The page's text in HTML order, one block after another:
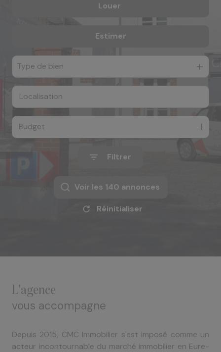
nos
honoraires
contact
Louer
Estimer
Type de bien
Budget
Filtrer
Voir les 140 annonces
Réinitialiser
l'agence
vous accompagne
Depuis 2015, CMC Immobilier s'est imposé comme un
acteur incontournable du marché immobilier en Eure-